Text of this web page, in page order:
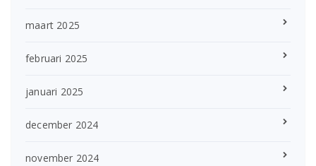
maart 2025
februari 2025
januari 2025
december 2024
november 2024